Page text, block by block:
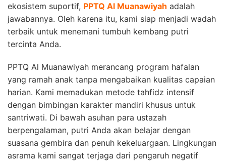
ekosistem suportif, PPTQ Al Muanawiyah adalah
jawabannya. Oleh karena itu, kami siap menjadi wadah
terbaik untuk menemani tumbuh kembang putri
tercinta Anda.
PPTQ Al Muanawiyah merancang program hafalan
yang ramah anak tanpa mengabaikan kualitas capaian
harian. Kami memadukan metode tahfidz intensif
dengan bimbingan karakter mandiri khusus untuk
santriwati. Di bawah asuhan para ustazah
berpengalaman, putri Anda akan belajar dengan
suasana gembira dan penuh kekeluargaan. Lingkungan
asrama kami sangat terjaga dari pengaruh negatif